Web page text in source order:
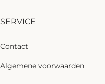
SERVICE
Contact
Algemene voorwaarden